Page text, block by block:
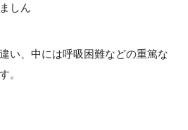
しん
い、中には呼吸困難などの重篤な
。